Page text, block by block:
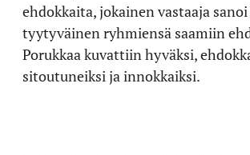
ehdokkaita, jokainen vastaaja
tyytyväinen ryhmiensä saamiin
Porukkaa kuvattiin hyväksi,
sitoutuneiksi ja innokkaiksi.